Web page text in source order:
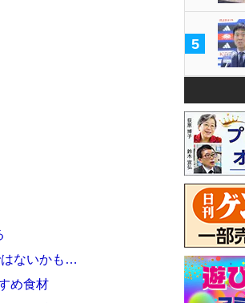
はないかも…
め食材
5